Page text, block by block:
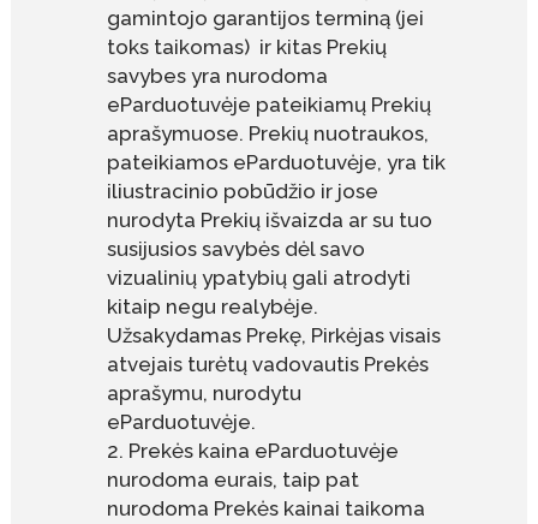
gamintojo garantijos terminą (jei
toks taikomas) ir kitas Prekių
savybes yra nurodoma
eParduotuvėje pateikiamų Prekių
aprašymuose. Prekių nuotraukos,
pateikiamos eParduotuvėje, yra tik
iliustracinio pobūdžio ir jose
nurodyta Prekių išvaizda ar su tuo
susijusios savybės dėl savo
vizualinių ypatybių gali atrodyti
kitaip negu realybėje.
Užsakydamas Prekę, Pirkėjas visais
atvejais turėtų vadovautis Prekės
aprašymu, nurodytu
eParduotuvėje.
Prekės kaina eParduotuvėje
nurodoma eurais, taip pat
nurodoma Prekės kainai taikoma